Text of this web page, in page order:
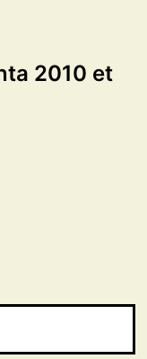
2010 et